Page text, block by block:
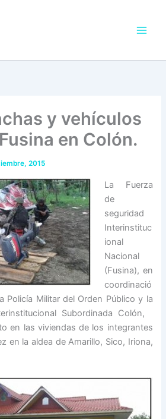
y vehículos
en Colón.
2015
La Fuerza
de
seguridad
Interinstituc
ional
Nacional
(Fusina), en
coordinació
Policía Militar del Orden Público y la
Subordinada Colón,
en las viviendas de los integrantes
en la aldea de Amarillo, Sico, Iriona,